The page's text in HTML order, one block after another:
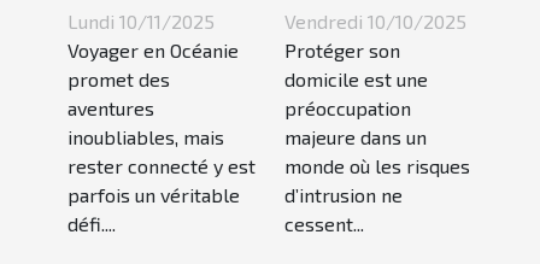
plan eSIM
pour votre
prochain
voyage en
Océanie ?
Lundi 10/11/2025
Voyager en Océanie
promet des
aventures
inoubliables, mais
rester connecté y est
parfois un véritable
défi....
sécurité de
votre domicile
avec une
caméra solaire
Vendredi 10/10/2025
Protéger son
domicile est une
préoccupation
majeure dans un
monde où les risques
d’intrusion ne
cessent...